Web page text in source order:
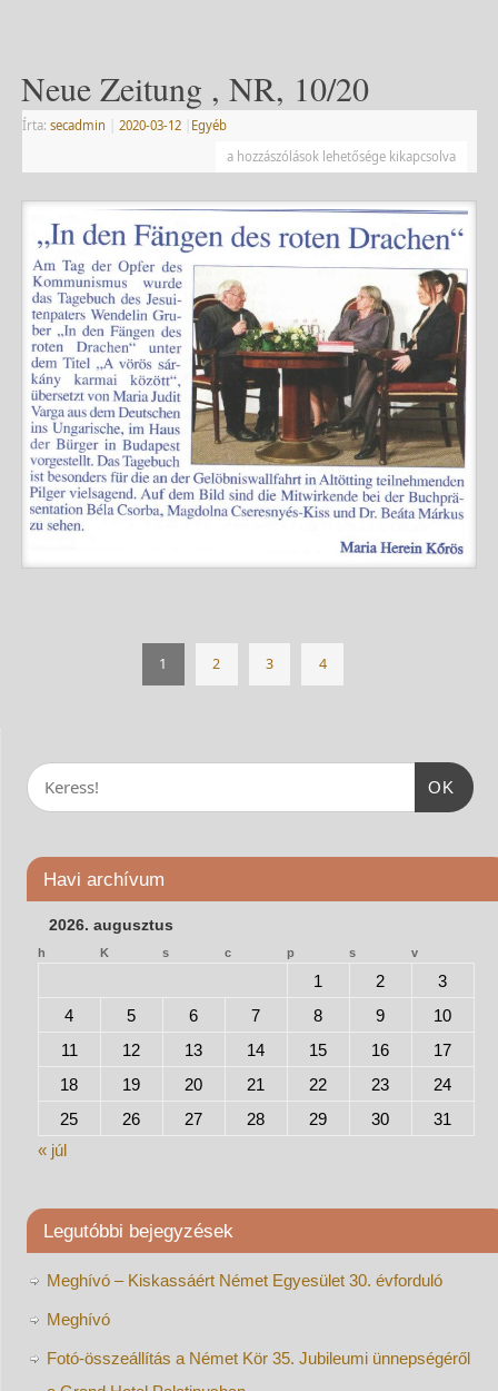
Neue Zeitung , NR, 10/20
Írta: secadmin 2020-03-12
Egyéb
a hozzászólások lehetősége kikapcsolva
1 2 3 4
OK
Havi archívum
2026. augusztus
h K s c p s v
1 2
3
4
5 6 7 8 9
10
11
12 13 14 15 16
17
18
19 20 21 22 23
24
25
26 27 28 29 30
31
« júl
Legutóbbi bejegyzések
Meghívó – Kiskassáért Német Egyesület 30. évforduló
Meghívó
Fotó-összeállítás a Német Kör 35. Jubileumi ünnepségéről